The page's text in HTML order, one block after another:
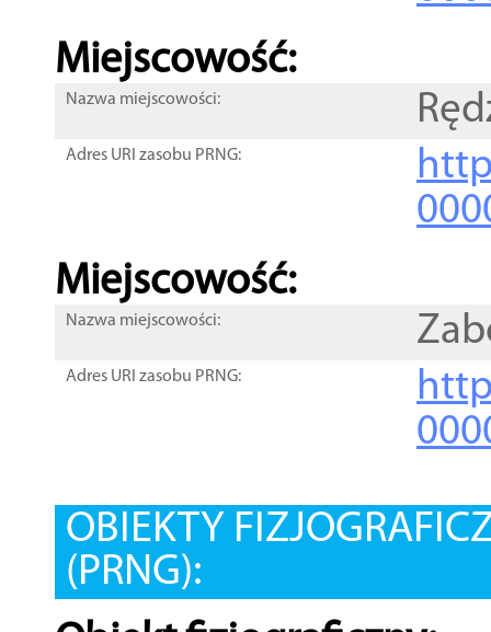
Miejscowość:
Nazwa miejscowości:
Adres URI zasobu PRNG:
Miejscowość:
Nazwa miejscowości:
Adres URI zasobu PRNG:
OBIEKTY
(PRNG):